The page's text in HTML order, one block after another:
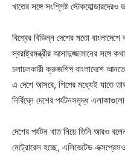
খাতের সঙ্গে সংশ্লিষ্ট
বিশ্বের বিভিন্ন দেশের মতো
স্বরাষ্ট্রমন্ত্রীর আসাদুজ্জামানের
চলাচলকারী ক্রুজশিপ বাংলাদেশে
এ দেশে আসবে, শিপের মধ্যেই যাতে
নির্বিঘ্নে দেশের পর্যটনসমৃদ্ধ
দেশের পর্যটন খাত নিয়ে তিনি আরও
মেট্রোরেল হচ্ছে, এলিভেটেড এক্সপ্রেসও